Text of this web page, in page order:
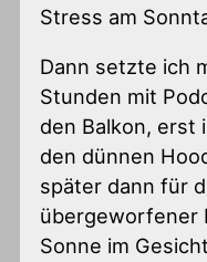
Stress am
Dann setzte ich
Stunden mit
den Balkon, erst
den dünnen
später dann für
übergeworfener
Sonne im